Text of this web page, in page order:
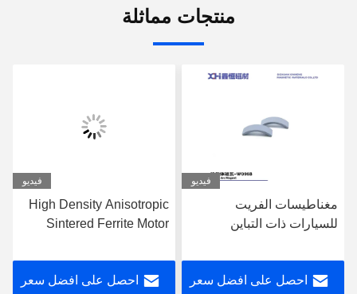
منتجات مماثلة
فيديو
مغناطيسات الفريت
للسيارات ذات التباين
في درجة حرارة عالية بكثافة
نسبية عالية لمحركات
احصل على افضل سعر
فيديو
High Density Anisotropic
Sintered Ferrite Motor
Automotive and Window
Motorsاحصل على افضل سعر